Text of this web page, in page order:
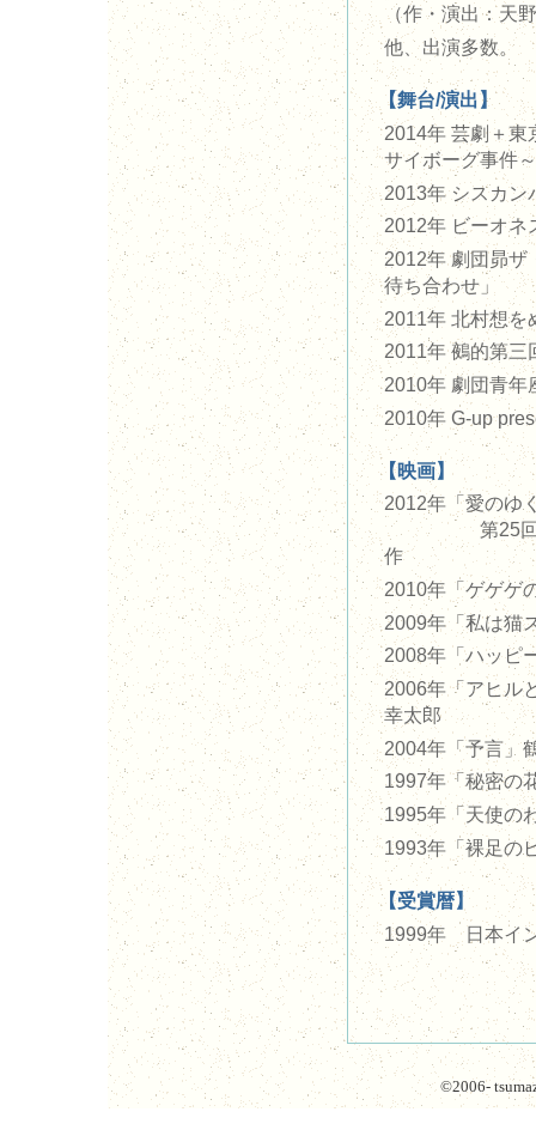
（作・演出：天
他、出演多数。
【舞台/演出】
2014年 芸劇＋東
サイボーグ事件
2013年 シスカン
2012年 ビーオ
2012年 劇団昴
待ち合わせ」
2011年 北村想
2011年 鵺的第
2010年 劇団青年
2010年 G-up
【映画】
2012年「愛のゆ
第25回東京
作
2010年「ゲゲゲ
2009年「私は猫
2008年「ハッピ
2006年「アヒ
幸太郎
2004年「予言」
1997年「秘密の
1995年「天使の
1993年「裸足の
【受賞暦】
1999年 日本イ
©2006-